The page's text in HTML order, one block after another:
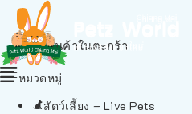
ไม่มีสินค้าในตะกร้า
หมวดหมู่
สัตว์เลี้ยง – Live Pets